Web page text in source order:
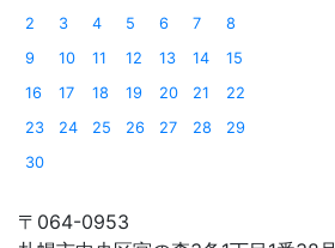
2
3 4 5 6 7
8
9
10 11 12 13 14
15
16
17 18 19 20 21
22
23
24 25 26 27 28
29
30
〒064-0953